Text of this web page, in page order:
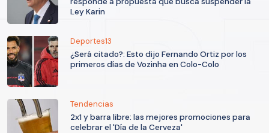
Ley Karin
Deportes13
¿Será citado?: Esto dijo Fernando Ortiz por los
primeros días de Vozinha en Colo-Colo
Tendencias
2x1 y barra libre: las mejores promociones para
celebrar el 'Día de la Cerveza'